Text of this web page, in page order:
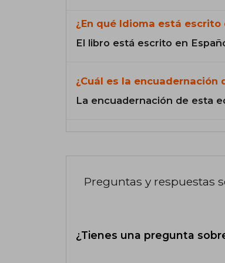
¿En qué Idioma está escrito
El libro está escrito en
¿Cuál es la encuadernación
La encuadernación de esta
Preguntas y respuestas
¿Tienes una pregunta